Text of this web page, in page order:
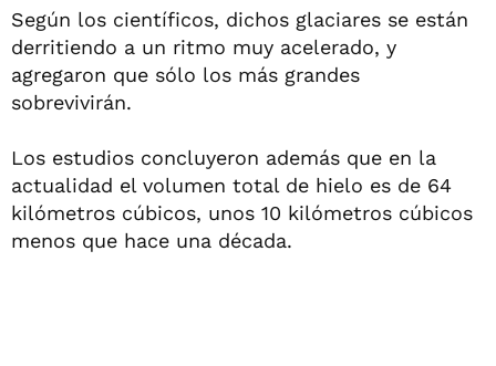
Según los científicos, dichos glaciares se están
derritiendo a un ritmo muy acelerado, y
agregaron que sólo los más grandes
sobrevivirán.
Los estudios concluyeron además que en la
actualidad el volumen total de hielo es de 64
kilómetros cúbicos, unos 10 kilómetros cúbicos
menos que hace una década.